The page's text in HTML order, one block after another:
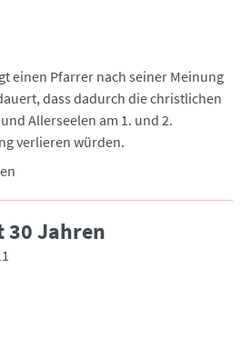
einen Pfarrer nach seiner Meinung
dass dadurch die christlichen
Allerseelen am 1. und 2.
verlieren würden.
30 Jahren